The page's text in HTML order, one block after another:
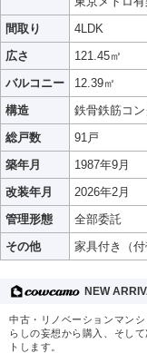
間取り
4LDK
広さ
121.45㎡
バルコニー
12.39㎡
構造
鉄骨鉄筋コ
総戸数
91戸
築年月
1987年9月
改装年月
2026年2月
管理形態
全部委託
その他
家具付き（
NEW
中古・リノベーションマン
らしの妄想から購入、そし
トします。